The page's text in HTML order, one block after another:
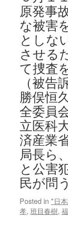
原発事
な被害
としな
させる
て捜査
（被
勝俣恒
全委員
立医科
済産業
局長ら
と公害
民が問
Posted in *日
孝, 班目春樹,